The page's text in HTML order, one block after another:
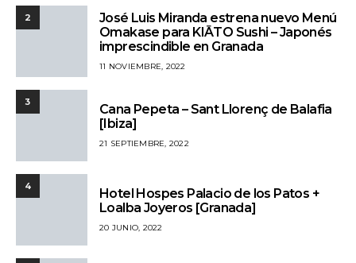
2
José Luis Miranda estrena nuevo Menú
Omakase para KIĀTO Sushi – Japonés
imprescindible en Granada
11 NOVIEMBRE, 2022
3
Cana Pepeta – Sant Llorenç de Balafia
[Ibiza]
21 SEPTIEMBRE, 2022
4
Hotel Hospes Palacio de los Patos +
Loalba Joyeros [Granada]
20 JUNIO, 2022